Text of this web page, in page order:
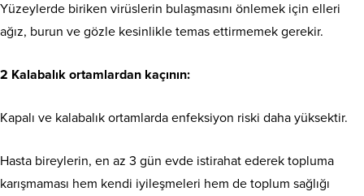
Yüzeylerde biriken virüslerin bulaşmasını önlemek için elleri
ağız, burun ve gözle kesinlikle temas ettirmemek gerekir.
2 Kalabalık ortamlardan kaçının:
Kapalı ve kalabalık ortamlarda enfeksiyon riski daha yüksektir.
Hasta bireylerin, en az 3 gün evde istirahat ederek topluma
karışmaması hem kendi iyileşmeleri hem de toplum sağlığı